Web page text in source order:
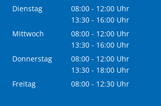
Von 13:30 bis 16:00 Uhr
Dienstag 08:00 - 12:00 Uhr
Von 08:00 bis 12:00 Uhr
13:30 - 16:00 Uhr
Von 13:30 bis 16:00 Uhr
Mittwoch 08:00 - 12:00 Uhr
Von 08:00 bis 12:00 Uhr
13:30 - 16:00 Uhr
Von 13:30 bis 16:00 Uhr
Donnerstag 08:00 - 12:00 Uhr
Von 08:00 bis 12:00 Uhr
13:30 - 18:00 Uhr
Von 13:30 bis 18:00 Uhr
Freitag 08:00 - 12:30 Uhr